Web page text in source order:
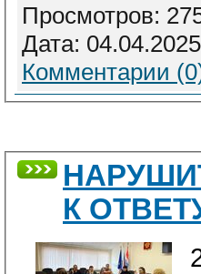
Просмотров:
Дата: 04.04.2025
Комментарии
К